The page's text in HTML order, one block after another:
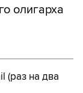
олигарха
(раз на два